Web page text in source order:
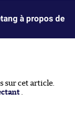
à propos de
sur cet article.